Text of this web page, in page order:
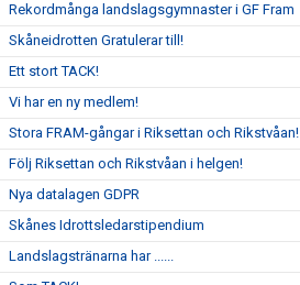
Rekordmånga landslagsgymnaster i GF Fram
Skåneidrotten Gratulerar till!
Ett stort TACK!
Vi har en ny medlem!
Stora FRAM-gångar i Riksettan och Rikstvåan!
Följ Riksettan och Rikstvåan i helgen!
Nya datalagen GDPR
Skånes Idrottsledarstipendium
Landslagstränarna har ......